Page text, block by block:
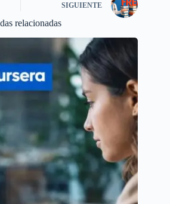
SIGUIENTE
relacionadas